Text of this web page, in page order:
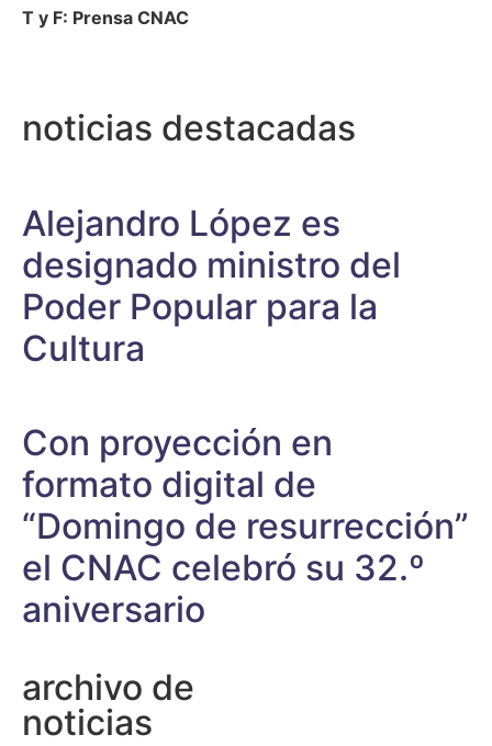
T y F: Prensa CNAC
noticias destacadas
Alejandro López es
designado ministro del
Poder Popular para la
Cultura
Con proyección en
formato digital de
“Domingo de resurrección”
el CNAC celebró su 32.º
aniversario
archivo de
noticias